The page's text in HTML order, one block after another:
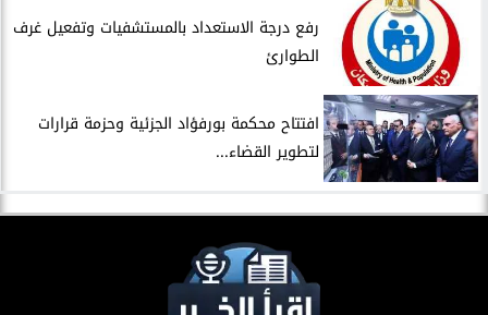
​رفع درجة الاستعداد بالمستشفيات وتفعيل غرف
الطوارئ
افتتاح محكمة بورفؤاد الجزئية وحزمة قرارات
لتطوير القضاء...